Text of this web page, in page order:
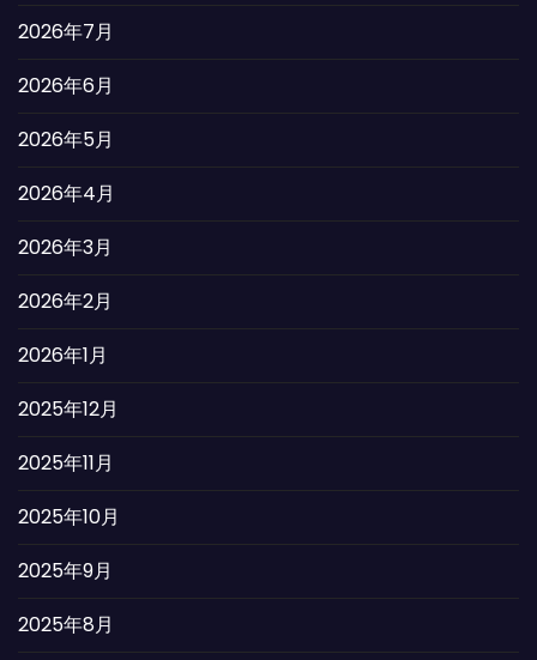
2026年7月
2026年6月
2026年5月
2026年4月
2026年3月
2026年2月
2026年1月
2025年12月
2025年11月
2025年10月
2025年9月
2025年8月